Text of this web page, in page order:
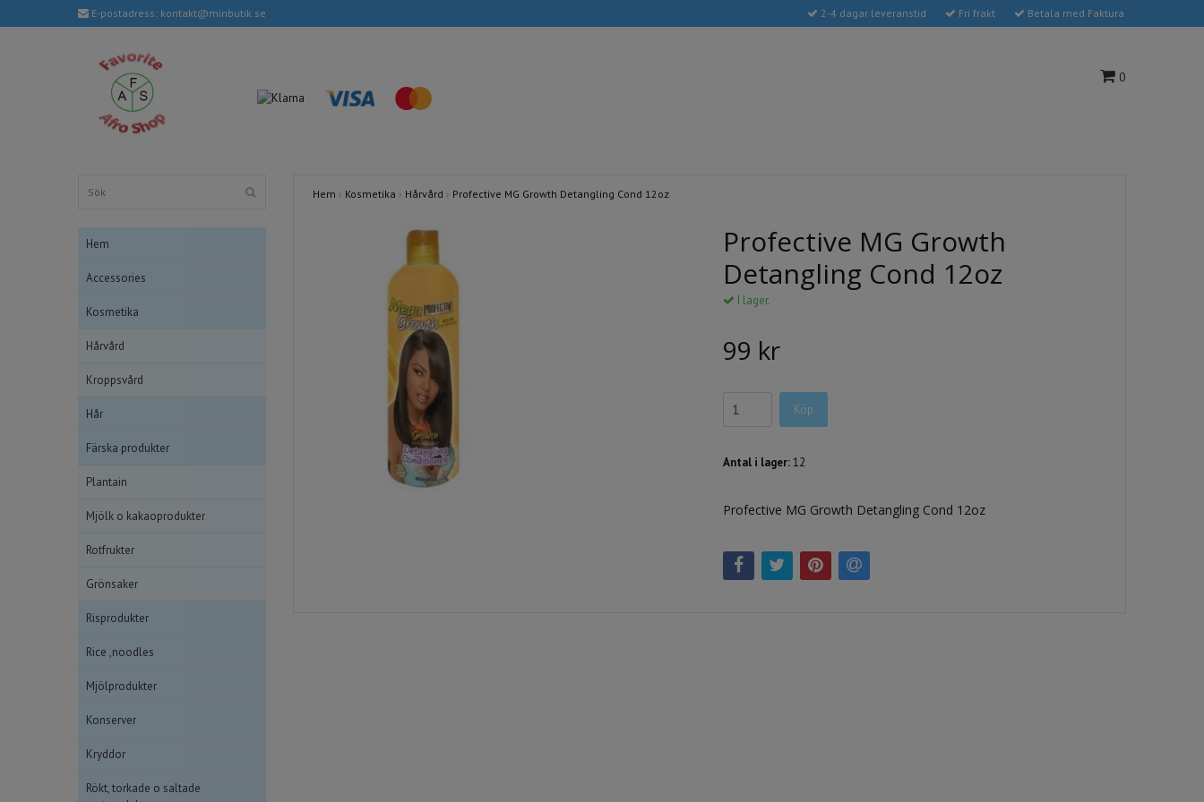
E-postadress: kontakt@minbutik.se 2-4 dagar leveranstid Fri frakt Betala med Faktura
0
Hem
Accessories
Kosmetika
Hårvård
Kroppsvård
Hår
Färska produkter
Plantain
Mjölk o kakaoprodukter
Rotfrukter
Grönsaker
Risprodukter
Rice ,noodles
Mjölprodukter
Konserver
Kryddor
Rökt, torkade o saltade
Hem › Kosmetika › Hårvård › Profective MG Growth Detangling Cond 12oz
Profective MG Growth
Detangling Cond 12oz
I lager.
99 kr
Köp
Antal i lager:12
Profective MG Growth Detangling Cond 12oz